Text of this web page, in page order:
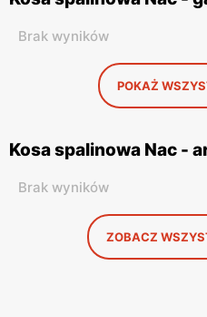
Brak wyników
POKAŻ
Kosa spalinowa Nac -
Brak wyników
ZOBACZ